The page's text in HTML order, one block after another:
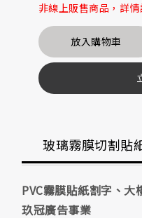
非線上販售商品，詳
放入購物車
玻璃霧膜切割貼
辦公室鏡面貼紙
PVC霧膜貼紙割字、
玖冠廣告事業